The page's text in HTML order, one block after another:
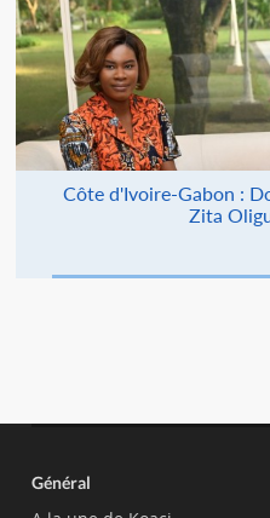
Côte d'Ivoire-Gabon :
Zita
Général